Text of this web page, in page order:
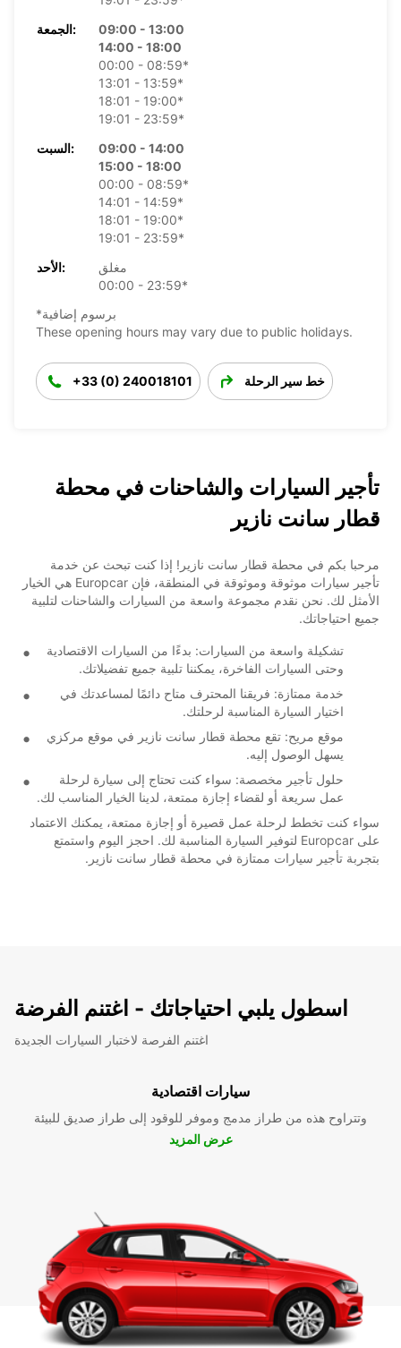
الجمعة:
09:00 - 13:00
14:00 - 18:00
00:00 - 08:59*
13:01 - 13:59*
18:01 - 19:00*
19:01 - 23:59*
السبت:
09:00 - 14:00
15:00 - 18:00
00:00 - 08:59*
14:01 - 14:59*
18:01 - 19:00*
19:01 - 23:59*
الأحد:
مغلق
00:00 - 23:59*
*برسوم إضافية
These opening hours may vary due to public holidays.
+33 (0) 240018101 خط سير الرحلة
تأجير السيارات والشاحنات في محطة
قطار سانت نازير
مرحبا بكم في محطة قطار سانت نازير! إذا كنت تبحث عن خدمة
تأجير سيارات موثوقة وموثوقة في المنطقة، فإن Europcar هي الخيار
الأمثل لك. نحن نقدم مجموعة واسعة من السيارات والشاحنات لتلبية
جميع احتياجاتك.
تشكيلة واسعة من السيارات: بدءًا من السيارات الاقتصادية
وحتى السيارات الفاخرة، يمكننا تلبية جميع تفضيلاتك.
خدمة ممتازة: فريقنا المحترف متاح دائمًا لمساعدتك في
اختيار السيارة المناسبة لرحلتك.
موقع مريح: تقع محطة قطار سانت نازير في موقع مركزي
يسهل الوصول إليه.
حلول تأجير مخصصة: سواء كنت تحتاج إلى سيارة لرحلة
عمل سريعة أو لقضاء إجازة ممتعة، لدينا الخيار المناسب لك.
سواء كنت تخطط لرحلة عمل قصيرة أو إجازة ممتعة، يمكنك الاعتماد
على Europcar لتوفير السيارة المناسبة لك. احجز اليوم واستمتع
بتجربة تأجير سيارات ممتازة في محطة قطار سانت نازير.
اسطول يلبي احتياجاتك - اغتنم الفرضة
اغتنم الفرصة لاختبار السيارات الجديدة
سيارات اقتصادية
وتتراوح هذه من طراز مدمج وموفر للوقود إلى طراز صديق للبيئة
عرض المزيد